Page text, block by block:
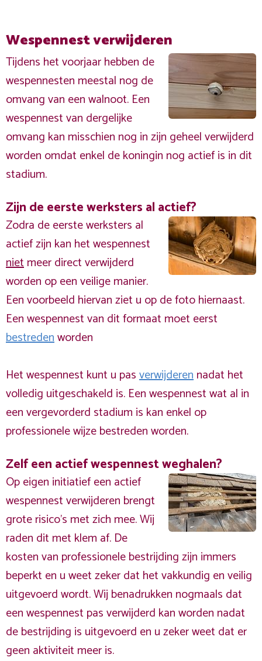
Wespennest verwijderen
Tijdens het voorjaar hebben de
wespennesten meestal nog de
omvang van een walnoot. Een
wespennest van dergelijke
omvang kan misschien nog in zijn geheel verwijderd
worden omdat enkel de koningin nog actief is in dit
stadium.
Zijn de eerste werksters al actief?
Zodra de eerste werksters al
actief zijn kan het wespennest
nietmeer direct verwijderd
worden op een veilige manier.
Een voorbeeld hiervan ziet u op de foto hiernaast.
Een wespennest van dit formaat moet eerst
bestredenworden
Het wespennest kunt u pasverwijderennadat het
volledig uitgeschakeld is. Een wespennest wat al in
een vergevorderd stadium is kan enkel op
professionele wijze bestreden worden.
Zelf een actief wespennest weghalen?
Op eigen initiatief een actief
wespennest verwijderen brengt
grote risico’s met zich mee. Wij
raden dit met klem af. De
kosten van professionele bestrijding zijn immers
beperkt en u weet zeker dat het vakkundig en veilig
uitgevoerd wordt. Wij benadrukken nogmaals dat
een wespennest pas verwijderd kan worden nadat
de bestrijding is uitgevoerd en u zeker weet dat er
geen aktiviteit meer is.